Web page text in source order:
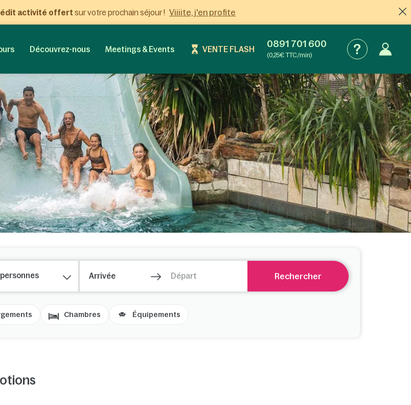
activité offert sur votre prochain séjour ! Viiiite, j'en profite
Découvrez-nous Meetings & Events VENTE FLASH 0891 701 600
(0,25€ TTC/min)
personnes Rechercher
Chambres Équipements